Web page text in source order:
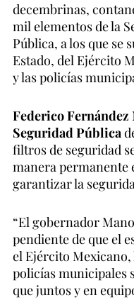
decembrinas,
mil elementos de la
Pública, a los que se
Estado, del Ejército
y las policías
Federico
Seguridad Pública
filtros de seguridad
manera permanente
garantizar la
“El gobernador
pendiente de que el
el Ejército Mexicano,
policías municipales
que juntos y en